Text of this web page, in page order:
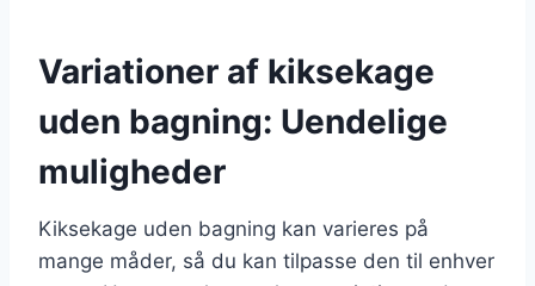
Variationer af kiksekage
uden bagning: Uendelige
muligheder
Kiksekage uden bagning kan varieres på
mange måder, så du kan tilpasse den til enhver